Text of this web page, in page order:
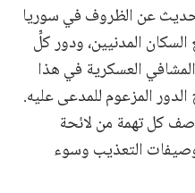
عن الظروف في سوريا
المدنيين، ودور كلٍّ
العسكرية في هذا
المزعوم للمدعى عليه.
كل تهمة من لائحة
التعذيب وسوء